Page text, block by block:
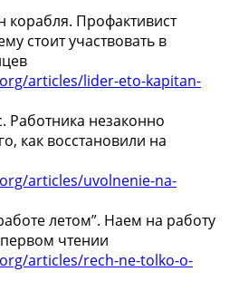
корабля. Профактивист
стоит участвовать в
articles/lider-eto-kapitan-
Работника незаконно
как восстановили на
articles/uvolnenie-na-
летом”. Наем на работу
чтении
articles/rech-ne-tolko-o-